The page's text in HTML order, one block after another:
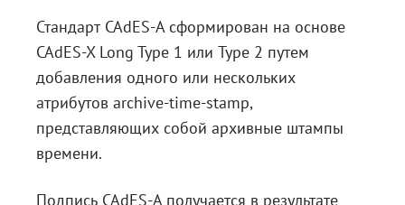
Стандарт CAdES-A сформирован на основе
CAdES-X Long Type 1 или Type 2 путем
добавления одного или нескольких
атрибутов archive-time-stamp,
представляющих собой архивные штампы
времени.
Подпись CAdES-A получается в результате